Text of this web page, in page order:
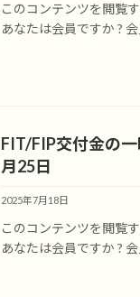
このコンテンツを閲覧
あなたは会員ですか ?
FIT/FIP交付金の
月25日
2025年7月18日
このコンテンツを閲覧
あなたは会員ですか ?